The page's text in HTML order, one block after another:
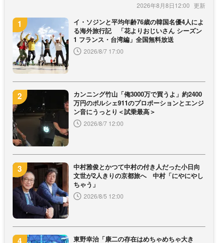
2026年8月8日12:00
イ・ソジンと平均年齢76歳の韓国名優4人によ
る海外旅行記 「花よりおじいさん シーズン
1 フランス・台湾編」全国無料放送
2026/8/7 17:00
カンニング竹山「俺3000万で買うよ」約2400
万円のポルシェ911のプロポーションとエンジ
ン音にうっとり＜試乗最高＞
2026/8/7 12:00
中村雅俊とかつて中村の付き人だった小日向
文世が2人きりの京都旅へ 中村「にやにやし
ちゃう」
2026/8/5 12:00
東野幸治「康二の存在はめちゃめちゃ大き